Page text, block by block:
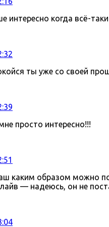
интересно когда всё-
ты уже со своей
просто интересно!!!
каким образом можно
— надеюсь, он не